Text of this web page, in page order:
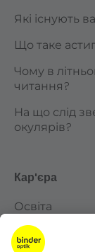
Які існують
Що таке
Чому в
читання?
На що слід
окулярів?
Кар'єра
Освіта
Кар’єра